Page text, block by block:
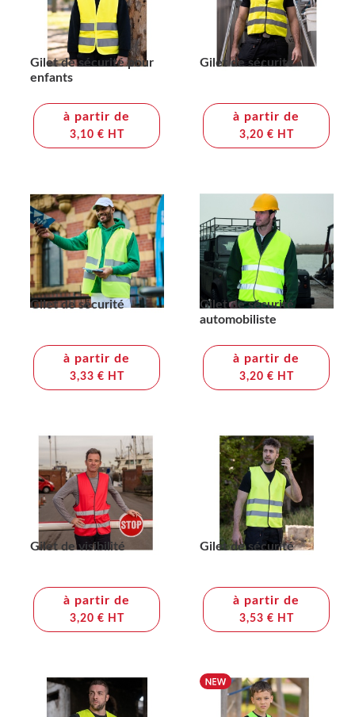
Gilet de sécurité pour
enfants
à partir de
3,10 € HT
Gilet de sécurité
à partir de
3,20 € HT
Gilet de sécurité
à partir de
3,33 € HT
Gilet de sécurité
automobiliste
à partir de
3,20 € HT
Gilet de visibilité
à partir de
3,20 € HT
Gilet de sécurité
à partir de
3,53 € HT